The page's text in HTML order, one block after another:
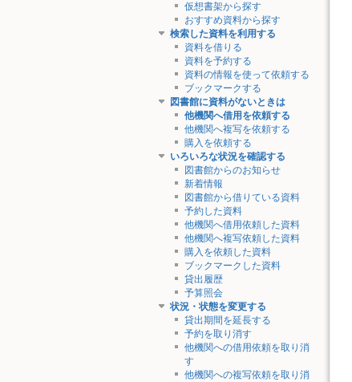
仮想書架から探す
おすすめ資料から探す
検索した資料を利用する
資料を借りる
資料を予約する
資料の情報を使って依頼する
ブックマークする
図書館に資料がないときは
他機関へ借用を依頼する
他機関へ複写を依頼する
購入を依頼する
いろいろな状況を確認する
図書館からのお知らせ
新着情報
図書館から借りている資料
予約した資料
他機関へ借用依頼した資料
他機関へ複写依頼した資料
購入を依頼した資料
ブックマークした資料
貸出履歴
予算照会
状況・状態を変更する
貸出期間を延長する
予約を取り消す
他機関への借用依頼を取り消
す
他機関への複写依頼を取り消